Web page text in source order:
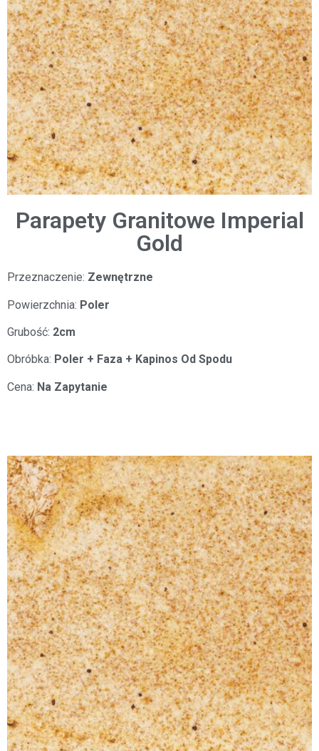
Parapety Granitowe Imperial
Gold
Przeznaczenie: Zewnętrzne
Powierzchnia: Poler
Grubość: 2cm
Obróbka: Poler + Faza + Kapinos Od Spodu
Cena: Na Zapytanie